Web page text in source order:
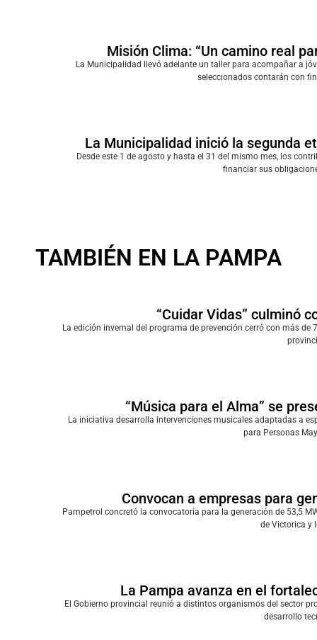
Misión Clima: “Un camino real
La Municipalidad llevó adelante un taller para acompañar a
seleccionados contarán con
La Municipalidad inició la segunda
Desde este 1 de agosto y hasta el 31 del mismo mes, los
financiar sus
TAMBIÉN EN LA PAMPA
“Cuidar Vidas” culminó
La edición invernal del programa de prevención cerró con más
“Música para el Alma” se
La iniciativa desarrolla intervenciones musicales adaptadas a
para Personas
Convocan a empresas para
Pampetrol concretó la convocatoria para la generación de 53,5
de Victorica y
La Pampa avanza en el
El Gobierno provincial reunió a distintos organismos del sector
desarrollo